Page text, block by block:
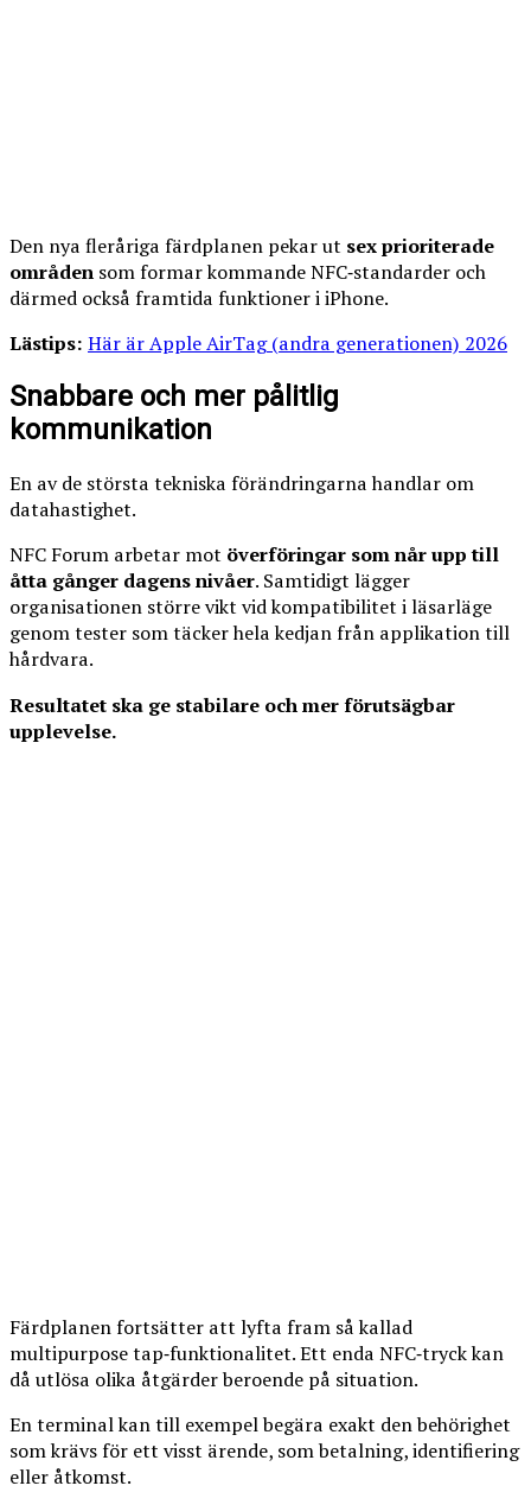
Den nya fleråriga färdplanen pekar ut sex prioriterade
områden som formar kommande NFC‑standarder och
därmed också framtida funktioner i iPhone.
Lästips: Här är Apple AirTag (andra generationen) 2026
Snabbare och mer pålitlig
kommunikation
En av de största tekniska förändringarna handlar om
datahastighet.
NFC Forum arbetar mot överföringar som når upp till
åtta gånger dagens nivåer. Samtidigt lägger
organisationen större vikt vid kompatibilitet i läsarläge
genom tester som täcker hela kedjan från applikation till
hårdvara.
Resultatet ska ge stabilare och mer förutsägbar
upplevelse.
Färdplanen fortsätter att lyfta fram så kallad
multipurpose tap‑funktionalitet. Ett enda NFC‑tryck kan
då utlösa olika åtgärder beroende på situation.
En terminal kan till exempel begära exakt den behörighet
som krävs för ett visst ärende, som betalning, identifiering
eller åtkomst.